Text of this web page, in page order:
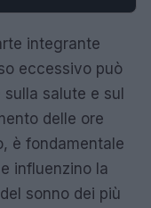
integrante
eccessivo può
salute e sul
delle ore
è fondamentale
influenzino la
sonno dei più